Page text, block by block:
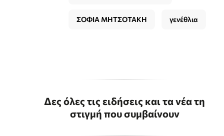
ΣΟΦΙΑ ΜΗΤΣΟΤΑΚΗ γενέθλια
Δες όλες τις ειδήσεις και τα νέα τη
στιγμή που συμβαίνουν